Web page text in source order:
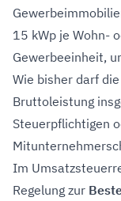
15 kWp je Wohn-
Gewerbeeinheit,
Wie bisher darf die
Bruttoleistung
Steuerpflichtigen
Im
Regelung zur